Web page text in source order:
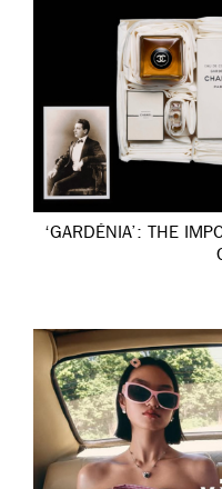
‘GARDÉNIA’: THE